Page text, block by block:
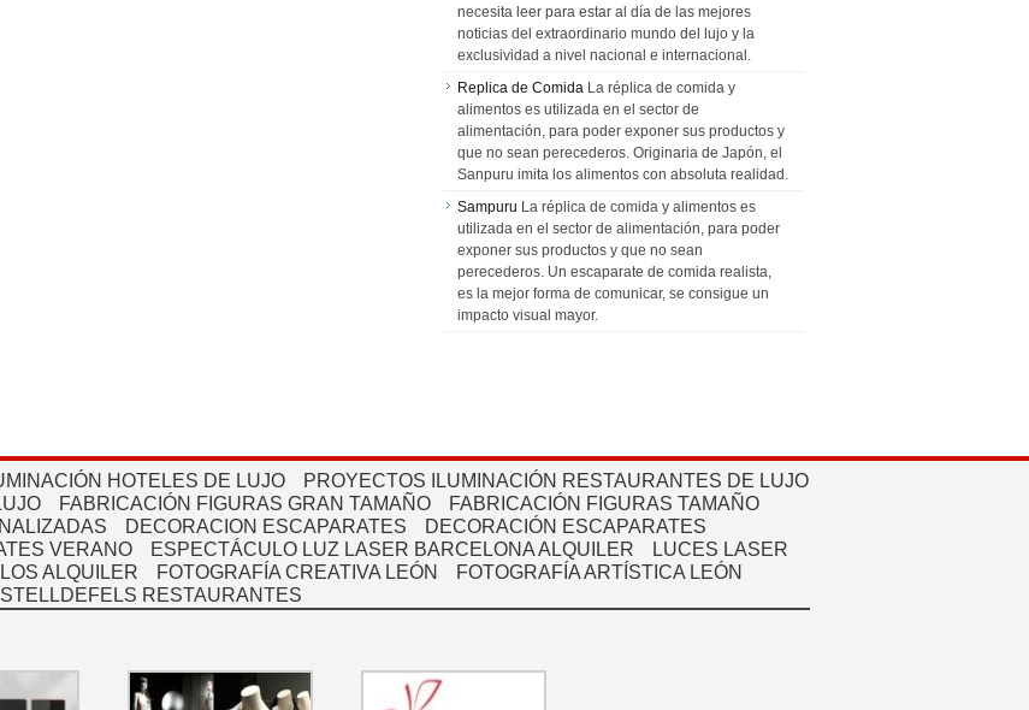
necesita leer para estar al día de las mejores
noticias del extraordinario mundo del lujo y la
exclusividad a nivel nacional e internacional.
Replica de Comida La réplica de comida y
alimentos es utilizada en el sector de
alimentación, para poder exponer sus productos y
que no sean perecederos. Originaria de Japón, el
Sanpuru imita los alimentos con absoluta realidad.
Sampuru La réplica de comida y alimentos es
utilizada en el sector de alimentación, para poder
exponer sus productos y que no sean
perecederos. Un escaparate de comida realista,
es la mejor forma de comunicar, se consigue un
impacto visual mayor.
HOTELES DE LUJO
PROYECTOS ILUMINACIÓN RESTAURANTES DE LUJO
FABRICACIÓN FIGURAS GRAN TAMAÑO
FABRICACIÓN FIGURAS TAMAÑO
DECORACION ESCAPARATES
DECORACIÓN ESCAPARATES
VERANO ESPECTÁCULO LUZ LASER BARCELONA ALQUILER
LUCES LASER
ALQUILER
FOTOGRAFÍA CREATIVA LEÓN
FOTOGRAFÍA ARTÍSTICA LEÓN
RESTAURANTES